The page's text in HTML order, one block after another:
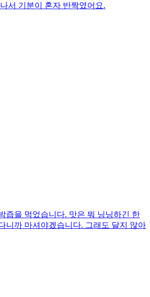
서 기분이 혼자 반짝였어요.
즙을 먹었습니다. 맛은 뭐 닝닝하긴 한
니까 마셔야겠습니다. 그래도 달지 않아